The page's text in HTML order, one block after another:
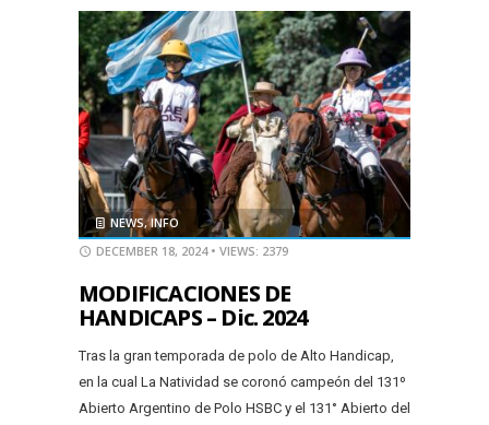
NEWS,INFO
DECEMBER 18, 2024 • VIEWS: 2379
MODIFICACIONES DE
HANDICAPS – Dic. 2024
Tras la gran temporada de polo de Alto Handicap,
en la cual La Natividad se coronó campeón del 131º
Abierto Argentino de Polo HSBC y el 131° Abierto del